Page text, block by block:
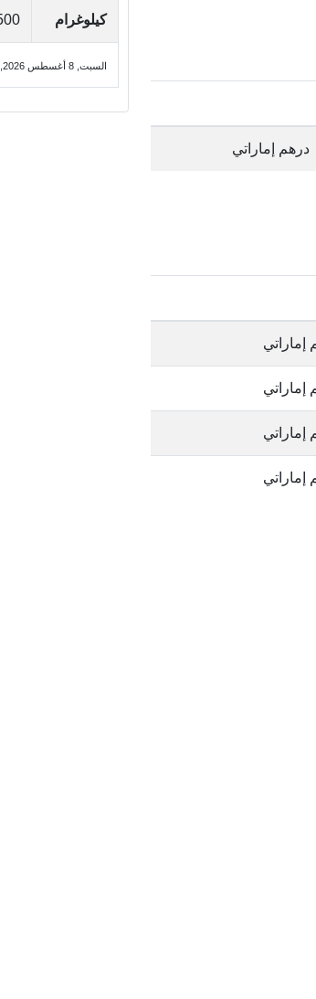
درهم إماراتي
إماراتي
إماراتي
إماراتي
إماراتي
كيلوغرام
السبت, 8 أغسطس 2026, 10:30 ص